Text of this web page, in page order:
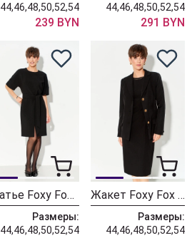
44,46,48,50,52,54
239 BYN
44,46,48,50,52,54
291 BYN
Платье Foxy Fox 1628 черный
Размеры:
44,46,48,50,52,54
Жакет Foxy Fox 1620 черный
Размеры:
44,46,48,50,52,54